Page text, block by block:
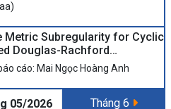
Metric Subregularity for Cyclic
Douglas-Rachford
via Spectral Theory and
cáo: Mai Ngọc Hoàng Anh
05/2026 Tháng 6